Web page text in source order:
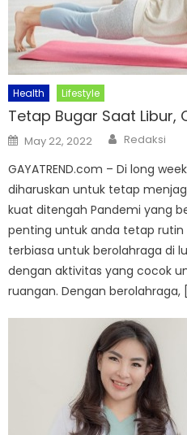
Health Lifestyle
Tetap Bugar Saat Libur,
Posted
on
May 22, 2022 Author
Redaksi
GAYATREND.com – Di long
diharuskan untuk tetap
kuat ditengah Pandemi yang
penting untuk anda tetap rutin
terbiasa untuk berolahraga di
dengan aktivitas yang cocok
ruangan. Dengan berolahraga,